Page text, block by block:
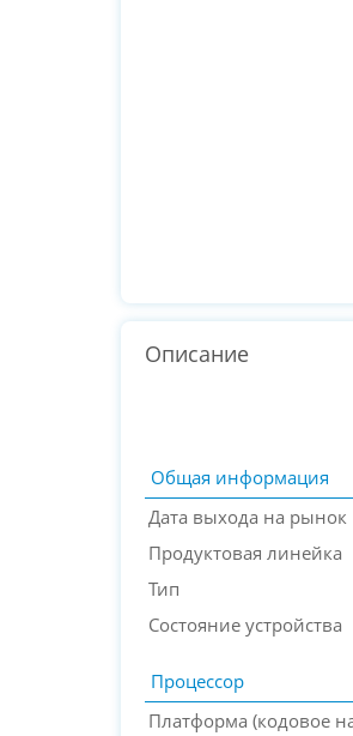
Описание
Общая информация
Дата выхода на рынок
Продуктовая линейка
Тип
Состояние устройства
Процессор
Платформа (кодовое